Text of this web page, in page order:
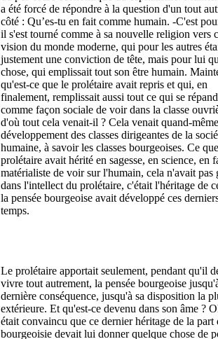
a été forcé de répondre à la question d'un tout
côté : Qu’es-tu en fait comme humain. -C'est
il s'est tourné comme à sa nouvelle religion vers
vision du monde moderne, qui pour les autres
justement une conviction de tête, mais pour lui
chose, qui emplissait tout son être humain.
qu'est-ce que le prolétaire avait repris et qui, en
finalement, remplissait aussi tout ce qui se
comme façon sociale de voir dans la classe
d'où tout cela venait-il ? Cela venait quand-
développement des classes dirigeantes de la
humaine, à savoir les classes bourgeoises. Ce
prolétaire avait hérité en sagesse, en science, en
matérialiste de voir sur l'humain, cela n'avait pas
dans l'intellect du prolétaire, c'était l'héritage de
la pensée bourgeoise avait développé ces
temps.
Le prolétaire apportait seulement, pendant qu'il
vivre tout autrement, la pensée bourgeoise
dernière conséquence, jusqu'à sa disposition la
extérieure. Et qu'est-ce devenu dans son âme ?
était convaincu que ce dernier héritage de la part
bourgeoisie devait lui donner quelque chose de